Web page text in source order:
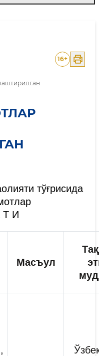
16+
тўғрисида
Т И
Масъул